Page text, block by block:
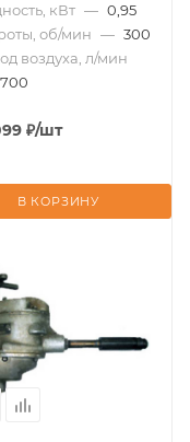
кВт — 0,95
об/мин — 300
воздуха, л/мин
₽/шт
В КОРЗИНУ